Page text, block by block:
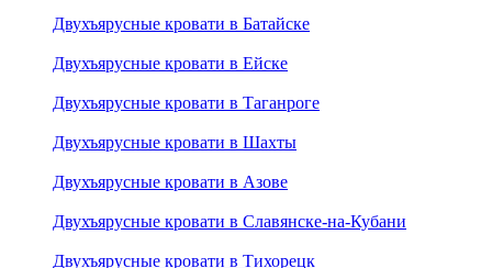
Двухъярусные кровати в Батайске
Двухъярусные кровати в Ейске
Двухъярусные кровати в Таганроге
Двухъярусные кровати в Шахты
Двухъярусные кровати в Азове
Двухъярусные кровати в Славянске-на-Кубани
Двухъярусные кровати в Тихорецк